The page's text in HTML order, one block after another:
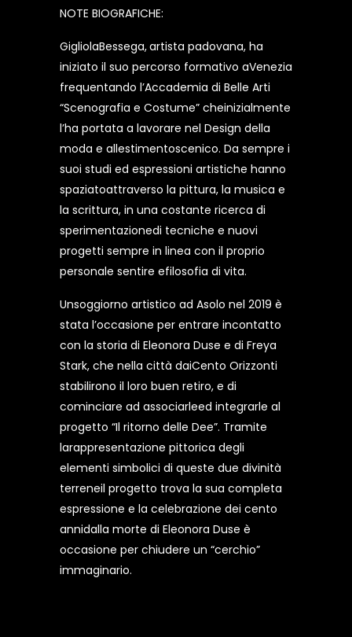
NOTE BIOGRAFICHE:
GigliolaBessega,artista padovana, ha
iniziato il suo percorso formativo aVenezia
frequentando l’Accademia di Belle Arti
“Scenografia e Costume” cheinizialmente
l’ha portata a lavorare nel Design della
moda e allestimentoscenico. Da sempre i
suoi studi ed espressioni artistiche hanno
spaziatoattraverso la pittura, la musica e
la scrittura, in una costante ricerca di
sperimentazionedi tecniche e nuovi
progetti sempre in linea con il proprio
personale sentire efilosofia di vita.
Unsoggiorno artistico ad Asolo nel 2019 è
stata l’occasione per entrare incontatto
con la storia di Eleonora Duse e di Freya
Stark, che nella città daiCento Orizzonti
stabilirono il loro buen retiro, e di
cominciare ad associarleed integrarle al
progetto “Il ritorno delle Dee”. Tramite
larappresentazione pittorica degli
elementi simbolici di queste due divinità
terreneil progetto trova la sua completa
espressione e la celebrazione dei cento
annidalla morte di Eleonora Duse è
occasione per chiudere un “cerchio”
immaginario.